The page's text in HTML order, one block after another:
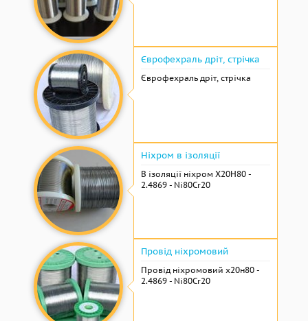
Єврофехраль дріт, стрічка
Єврофехраль дріт, стрічка
Ніхром в ізоляції
В ізоляції ніхром Х20Н80 -
2.4869 - Ni80Cr20
Провід ніхромовий
Провід ніхромовий х20н80 -
2.4869 - Ni80Cr20